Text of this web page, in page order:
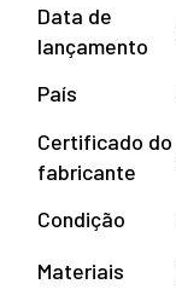
Data de
lançamento
País
Certificado do
fabricante
Condição
Materiais